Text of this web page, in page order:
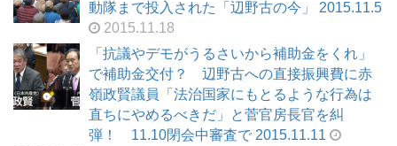
動隊まで投入された「辺野古の今」 2015.11.5
2015.11.18
「抗議やデモがうるさいから補助金をくれ」
で補助金交付？ 辺野古への直接振興費に赤
嶺政賢議員「法治国家にもとるような行為は
直ちにやめるべきだ」と菅官房長官を糾
弾！ 11.10閉会中審査で 2015.11.11